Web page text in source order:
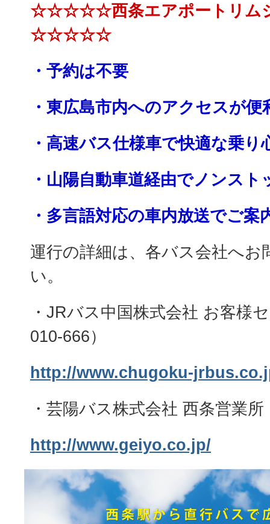
☆☆☆☆☆西条エアポートリム
☆☆☆☆☆
・予約は不要
・東広島市内へのアクセスが便
・高速バス仕様車で快適な乗り
・山陽自動車道経由でノンスト
・多言語対応の車内放送でご案
運行の詳細は、各バス会社へお
い。
・JRバス中国株式会社 お客様
010-666）
http://www.chugoku-
・芸陽バス株式会社 西条営業
http://www.geiyo.co.jp/